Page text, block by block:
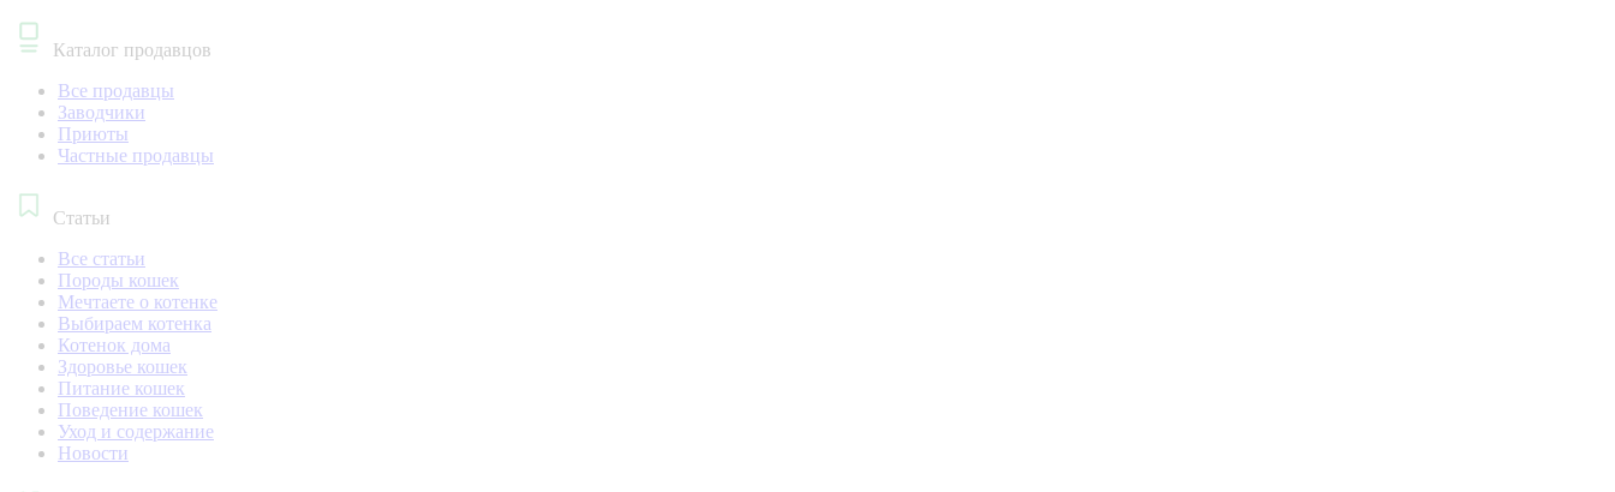
Каталог продавцов
Все продавцы
Заводчики
Приюты
Частные продавцы
Статьи
Все статьи
Породы кошек
Мечтаете о котенке
Выбираем котенка
Котенок дома
Здоровье кошек
Питание кошек
Поведение кошек
Уход и содержание
Новости